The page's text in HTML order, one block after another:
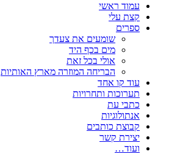
עמוד ראשי
קצת עלי
ספרים
שומעים את צעדך
מים בכף היד
אולי בכל זאת
הבריחה המוזרה מארץ האותיות
עוד קו אחד
תערוכות ותחרויות
כתבי עת
אנתולוגיות
קבוצת כותבים
יצירת קשר
ועוד…